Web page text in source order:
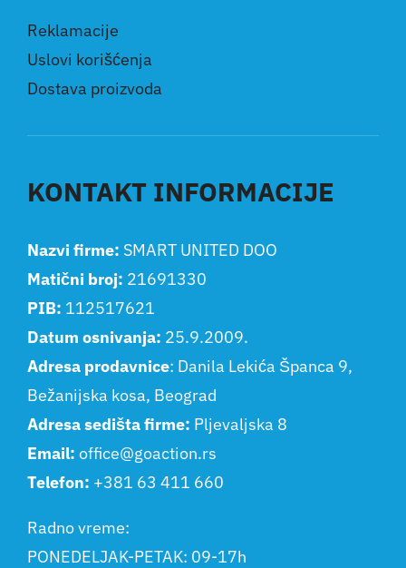
Reklamacije
Uslovi korišćenja
Dostava proizvoda
KONTAKT INFORMACIJE
Nazvi firme: SMART UNITED DOO
Matični broj: 21691330
PIB: 112517621
Datum osnivanja: 25.9.2009.
Adresa prodavnice: Danila Lekića Španca 9,
Bežanijska kosa, Beograd
Adresa sedišta firme: Pljevaljska 8
Email: office@goaction.rs
Telefon: +381 63 411 660
Radno vreme:
PONEDELJAK-PETAK: 09-17h